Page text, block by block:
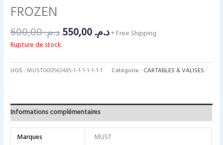
FROZEN
د.م.600,00 Le
était :
د.م.Le
est :
د.م. 550,00.
+ Free Shipping
Rupture de stock
UGS :MUST000563465-1-1-1-1-1-1-1 Catégorie : CARTABLES & VALISES
Informations complémentaires
Marques MUST